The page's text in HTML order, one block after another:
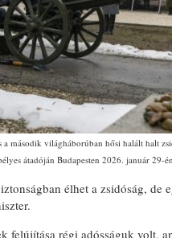
a második világháborúban hősi halált halt
átadóján Budapesten 2026. január 29-
élhet a zsidóság,
felújítása régi adósságuk volt,